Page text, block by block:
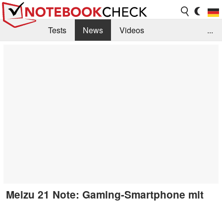
Tests News
Videos
...
Meizu 21 Note: Gaming-Smartphone mit